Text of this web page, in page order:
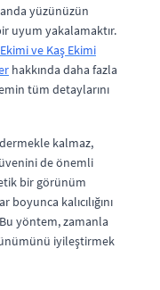
yüzünüzün
uyum yakalamaktır.
ve Kaş Ekimi
hakkında daha fazla
tüm detaylarını
kalmaz,
de önemli
bir görünüm
kalıcılığını
yöntem, zamanla
iyileştirmek